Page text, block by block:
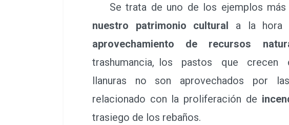
Se trata de uno de los ejemplos más
nuestro patrimonio cultural a la hora
aprovechamiento de recursos
trashumancia, los pastos que crecen
llanuras no son aprovechados por
relacionado con la proliferación de
trasiego de los rebaños.